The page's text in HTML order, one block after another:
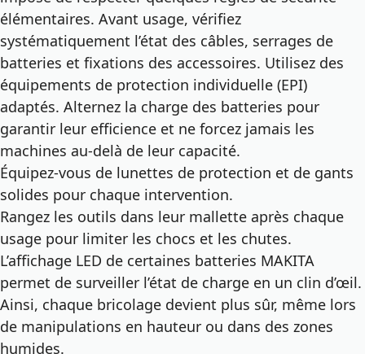
élémentaires. Avant usage, vérifiez
systématiquement l’état des câbles, serrages de
batteries et fixations des accessoires. Utilisez des
équipements de protection individuelle (EPI)
adaptés. Alternez la charge des batteries pour
garantir leur efficience et ne forcez jamais les
machines au-delà de leur capacité.
Équipez-vous de lunettes de protection et de gants
solides pour chaque intervention.
Rangez les outils dans leur mallette après chaque
usage pour limiter les chocs et les chutes.
L’affichage LED de certaines batteries MAKITA
permet de surveiller l’état de charge en un clin d’œil.
Ainsi, chaque bricolage devient plus sûr, même lors
de manipulations en hauteur ou dans des zones
humides.